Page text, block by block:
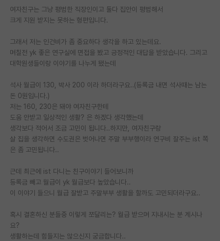
석박사 채용 정보 게시판
학부 인턴 게시판
임용 후기 게시판
PI 전용 게시판
인문사회 계열 게시판
특수/전문대학원 게시판
반도체/AI 게시판
장학금/장학생 게시판
학술 정보 게시판
여자친구는 그냥 평범한 직장인이고 둘다 집안이 평범해서
크게 지원 받지는 못하는 형편입니다.
그래서 저는 인건비가 좀 중요하다 생각을 하고 있는데요.
며칠전 yk 좋은 연구실에 면접을 봤고 긍정적인 대답을 받았습니다. 그리고
대학원생들이랑 이야기를 나누게 됐는데
석사 월급이 130, 박사 200 이라 하더라구요..(등록금 내면 석사때는 남는
돈 0원입니다.)
저는 160, 230은 돼야 여자친구한테
도움 안받고 일상적인 생활? 은 하겠다 생각했는데
생각보다 적어서 조금 고민이 됩니다..하지만, 여자친구랑
살 집을 생각하면 수도권은 벗어나면 주말 부부행이라 연구비 잘주는 ist 쪽
은 좀 고민됩니다..
근데 최근에 ist 다니는 친구이야기 들어보니까
등록금 빼고 월급이 yk 월급보다 높았습니다..
이 이야기 들으니 월급 잘받고 주말부부 생활을 할까도 고민되더라구요..
혹시 결혼하신 분들중 이렇게 쪼달리는? 월급 받으며 지내시는 분 계시나
요?
생활하는데 힘들지는 않으신지 궁금합니다..